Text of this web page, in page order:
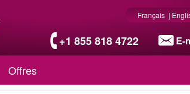
+1 855 818 4722 E-
Français |
Offres